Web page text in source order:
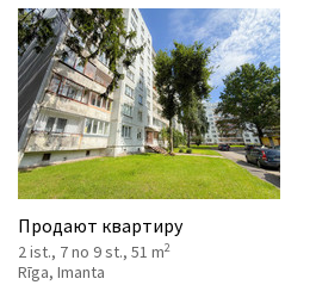
Продают квартиру
2 ist., 7 no 9 st., 51 m2
Rīga, Imanta